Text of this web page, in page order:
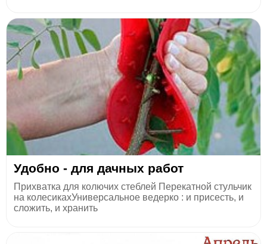
Удобно - для дачных работ
Прихватка для колючих стеблей Перекатной стульчик
на колесикахУниверсальное ведерко : и присесть, и
сложить, и хранить